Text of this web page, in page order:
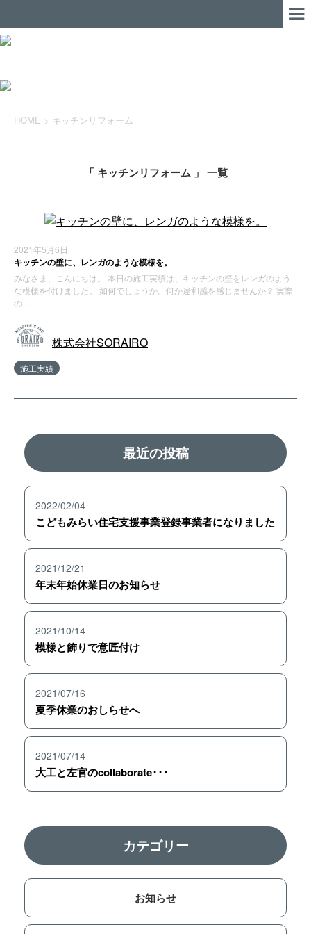
HOME > キッチンリフォーム
「 キッチンリフォーム 」 一覧
2021年5月6日
キッチンの壁に、レンガのような模様を。
みなさま、こんにちは。 本日の施工実績は、キッチンの壁をレンガのよう
な模様を付けました。 如何でしょうか。何か違和感を感じませんか？ 実際
の …
株式会社SORAIRO
施工実績
最近の投稿
2022/02/04
こどもみらい住宅支援事業登録事業者になりました
2021/12/21
年末年始休業日のお知らせ
2021/10/14
模様と飾りで意匠付け
2021/07/16
夏季休業のおしらせへ
2021/07/14
大工と左官のcollaborate･･･
カテゴリー
お知らせ